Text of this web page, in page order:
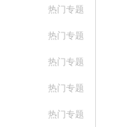
热门专题
热门专题
热门专题
热门专题
热门专题